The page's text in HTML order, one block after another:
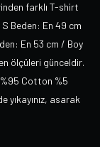
farklı T-shirt
Beden: En 49 cm
En 53 cm / Boy
ölçüleri günceldir.
Cotton %5
yıkayınız, asarak